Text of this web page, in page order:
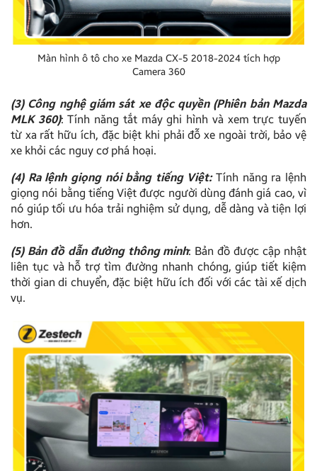
Màn hình ô tô cho xe Mazda CX-5 2018-2024 tích hợp
Camera 360
(3) Công nghệ giám sát xe độc quyền (Phiên bản Mazda
MLK 360): Tính năng tắt máy ghi hình và xem trực tuyến
từ xa rất hữu ích, đặc biệt khi phải đỗ xe ngoài trời, bảo vệ
xe khỏi các nguy cơ phá hoại.
(4) Ra lệnh giọng nói bằng tiếng Việt:Tính năng ra lệnh
giọng nói bằng tiếng Việt được người dùng đánh giá cao, vì
nó giúp tối ưu hóa trải nghiệm sử dụng, dễ dàng và tiện lợi
hơn.
(5) Bản đồ dẫn đường thông minh: Bản đồ được cập nhật
liên tục và hỗ trợ tìm đường nhanh chóng, giúp tiết kiệm
thời gian di chuyển, đặc biệt hữu ích đối với các tài xế dịch
vụ.